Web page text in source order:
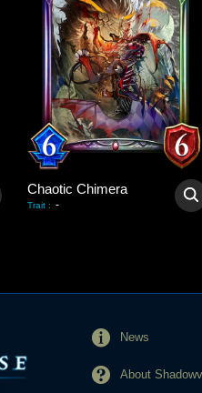
Chaotic Chimera
Trait : -
News
About